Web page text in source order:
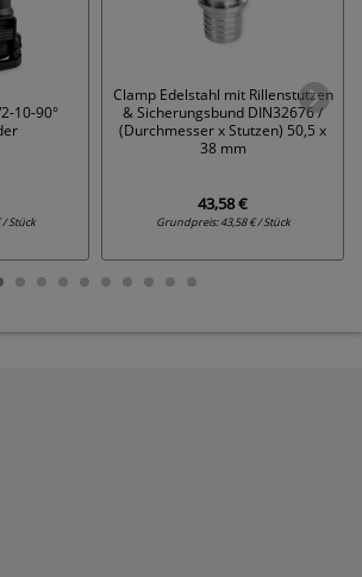
10-90°
/ Stück
Clamp Edelstahl mit Rillenstutzen
& Sicherungsbund DIN32676 /
(Durchmesser x Stutzen) 50,5 x
38 mm
43,58 €
Grundpreis:43,58 € / Stück